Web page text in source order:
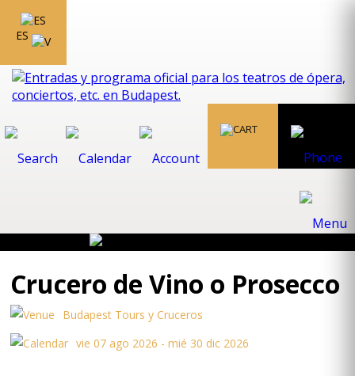
ES
Crucero de Vino o Prosecco
Budapest Tours y Cruceros
vie 07 ago 2026 - mié 30 dic 2026